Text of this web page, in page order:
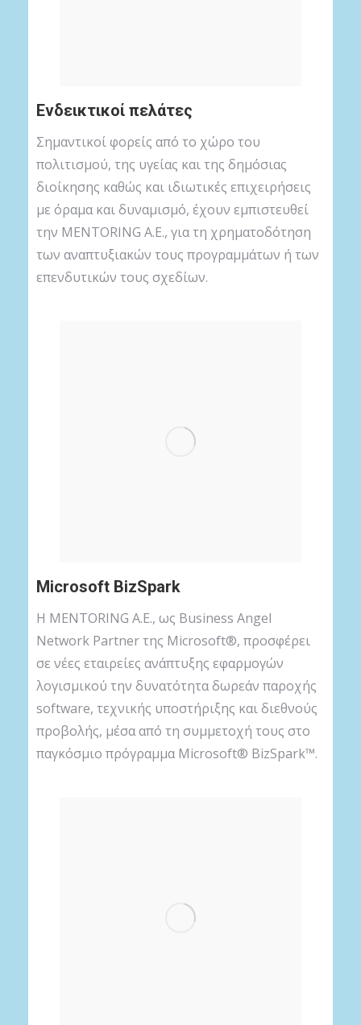
Ενδεικτικοί πελάτες
Σημαντικοί φορείς από το χώρο του
πολιτισμού, της υγείας και της δημόσιας
διοίκησης καθώς και ιδιωτικές επιχειρήσεις
με όραμα και δυναμισμό, έχουν εμπιστευθεί
την MENTORING A.E., για τη χρηματοδότηση
των αναπτυξιακών τους προγραμμάτων ή των
επενδυτικών τους σχεδίων.
Microsoft BizSpark
Η MENTORING A.E., ως Business Angel
Network Partner της Microsoft®, προσφέρει
σε νέες εταιρείες ανάπτυξης εφαρμογών
λογισμικού την δυνατότητα δωρεάν παροχής
software, τεχνικής υποστήριξης και διεθνούς
προβολής, μέσα από τη συμμετοχή τους στο
παγκόσμιο πρόγραμμα Microsoft® BizSpark™.